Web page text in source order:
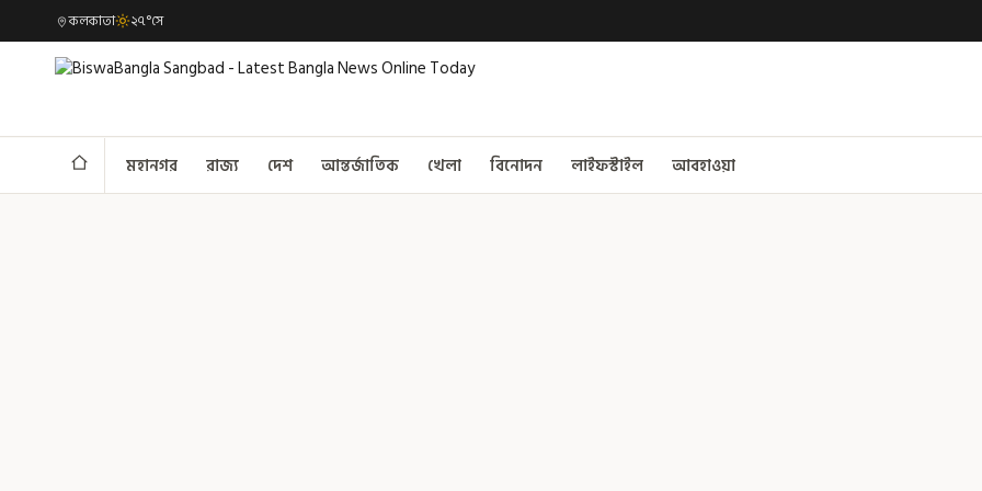
কলকাতা ২৭°সে
মহানগর রাজ্য দেশ আন্তর্জাতিক খেলা বিনোদন লাইফস্টাইল আবহাওয়া